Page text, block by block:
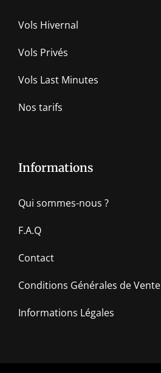
Vols Hivernal
Vols Privés
Vols Last Minutes
Nos tarifs
Informations
Qui sommes-nous ?
F.A.Q
Contact
Conditions Générales de Vente
Informations Légales